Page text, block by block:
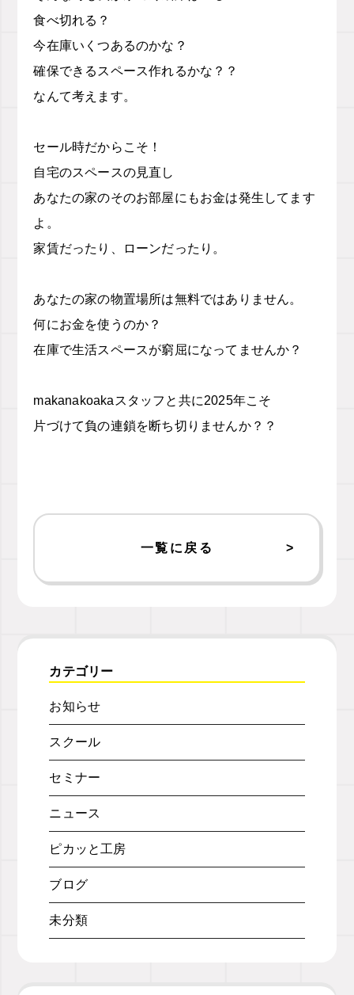
食べ切れる？
今在庫いくつあるのかな？
確保できるスペース作れるかな？？
なんて考えます。
セール時だからこそ！
自宅のスペースの見直し
あなたの家のそのお部屋にもお金は発生してます
よ。
家賃だったり、ローンだったり。
あなたの家の物置場所は無料ではありません。
何にお金を使うのか？
在庫で生活スペースが窮屈になってませんか？
makanakoakaスタッフと共に2025年こそ
片づけて負の連鎖を断ち切りませんか？？
一覧に戻る
カテゴリー
お知らせ
スクール
セミナー
ニュース
ピカッと工房
ブログ
未分類